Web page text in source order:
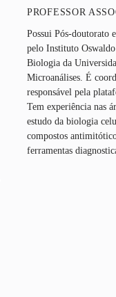
PROFESSOR
Possui Pós-doutorato
pelo Instituto
Biologia da
Microanálises. É
responsável pela
Tem experiência nas
estudo da biologia
compostos
ferramentas